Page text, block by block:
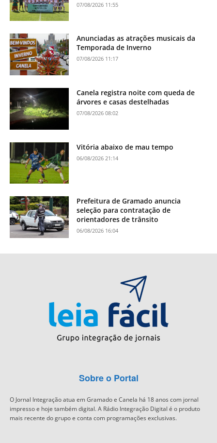
07/08/2026 11:55
Anunciadas as atrações musicais da
Temporada de Inverno
07/08/2026 11:17
Canela registra noite com queda de
árvores e casas destelhadas
07/08/2026 08:02
Vitória abaixo de mau tempo
06/08/2026 21:14
Prefeitura de Gramado anuncia
seleção para contratação de
orientadores de trânsito
06/08/2026 16:04
Sobre o Portal
O Jornal Integração atua em Gramado e Canela há 18 anos com jornal
impresso e hoje também digital. A Rádio Integração Digital é o produto
mais recente do grupo e conta com programações exclusivas.